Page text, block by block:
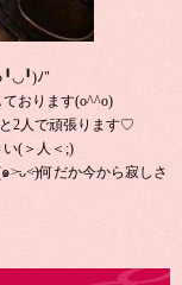
╹◡╹)ﾉ"
おります(o^^o)
2人で頑張ります♡
(＞人＜;)
˃̵ᴗ˂̵)何だか今から寂しさ